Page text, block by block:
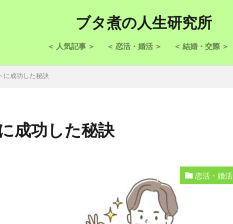
ブタ煮の人生研究所
＜ 人気記事 ＞ ＜ 恋活・婚活 ＞ ＜ 結婚・交際 ＞
に成功した秘訣
成功した秘訣
恋活・婚活